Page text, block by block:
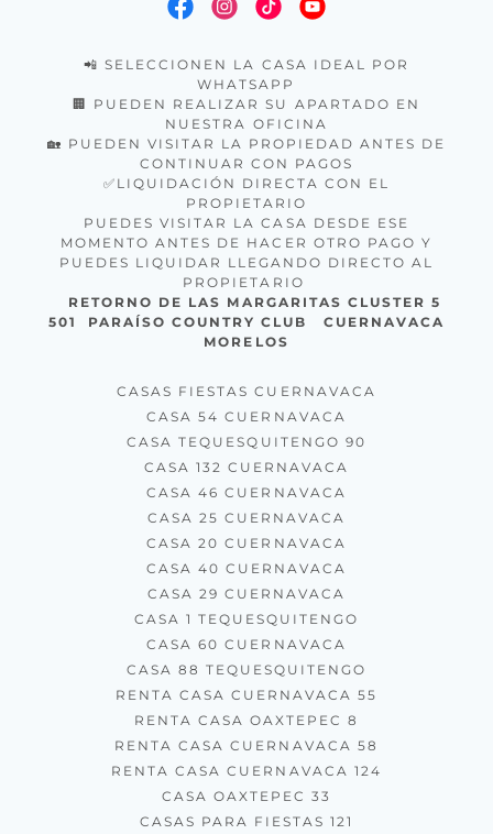
📲 SELECCIONEN LA CASA IDEAL POR
WHATSAPP
🏢 PUEDEN REALIZAR SU APARTADO EN
NUESTRA OFICINA
🏡 PUEDEN VISITAR LA PROPIEDAD ANTES DE
CONTINUAR CON PAGOS
✅LIQUIDACIÓN DIRECTA CON EL
PROPIETARIO
PUEDES VISITAR LA CASA DESDE ESE
MOMENTO ANTES DE HACER OTRO PAGO Y
PUEDES LIQUIDAR LLEGANDO DIRECTO AL
PROPIETARIO
RETORNO DE LAS MARGARITAS CLUSTER 5
501 PARAÍSO COUNTRY CLUB CUERNAVACA
MORELOS
CASAS FIESTAS CUERNAVACA
CASA 54 CUERNAVACA
CASA TEQUESQUITENGO 90
CASA 132 CUERNAVACA
CASA 46 CUERNAVACA
CASA 25 CUERNAVACA
CASA 20 CUERNAVACA
CASA 40 CUERNAVACA
CASA 29 CUERNAVACA
CASA 1 TEQUESQUITENGO
CASA 60 CUERNAVACA
CASA 88 TEQUESQUITENGO
RENTA CASA CUERNAVACA 55
RENTA CASA OAXTEPEC 8
RENTA CASA CUERNAVACA 58
RENTA CASA CUERNAVACA 124
CASA OAXTEPEC 33
CASAS PARA FIESTAS 121